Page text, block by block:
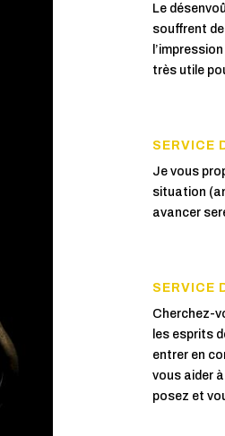
Le
souffrent
très utile
SERVICE
Je vous
situation
avancer
SERVICE
Cherchez-
les esprits
entrer en
vous aider
posez et